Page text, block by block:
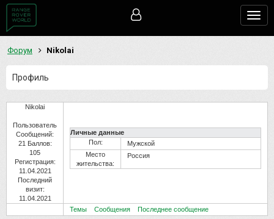
Форум Nikolai
Профиль
Nikolai
Пользователь
Сообщений:
21 Баллов:
105
Регистрация:
11.04.2021
Последний
визит:
11.04.2021
Личные данные
Пол:
Мужской
Место
жительства:
Россия
Темы Сообщения Последнее сообщение